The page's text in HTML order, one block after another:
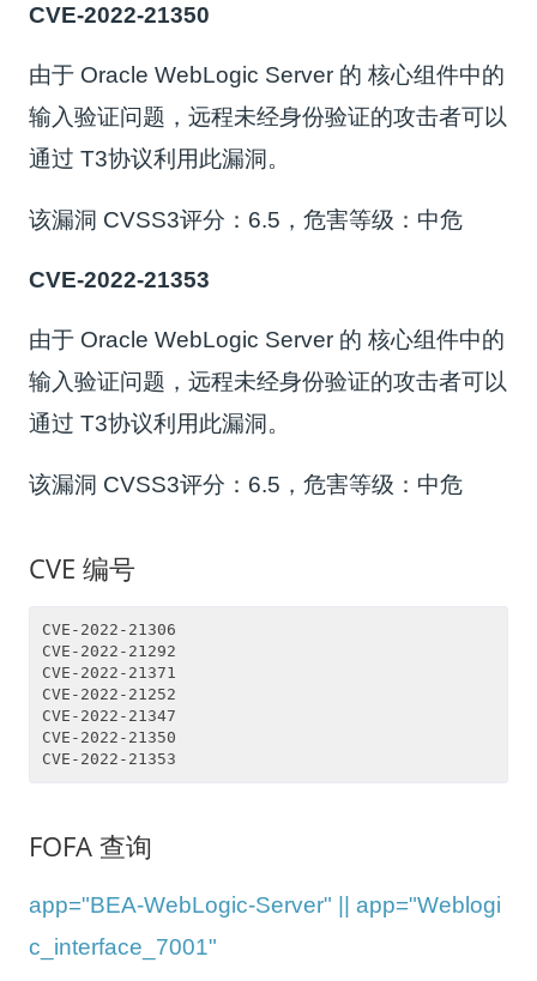
CVE-2022-21350
由于 Oracle WebLogic Server 的 核心组件中的
输入验证问题，远程未经身份验证的攻击者可以
通过 T3协议利用此漏洞。
该漏洞 CVSS3评分：6.5，危害等级：中危
CVE-2022-21353
由于 Oracle WebLogic Server 的 核心组件中的
输入验证问题，远程未经身份验证的攻击者可以
通过 T3协议利用此漏洞。
该漏洞 CVSS3评分：6.5，危害等级：中危
CVE 编号
CVE-2022-21306
CVE-2022-21292
CVE-2022-21371
CVE-2022-21252
CVE-2022-21347
CVE-2022-21350
CVE-2022-21353
FOFA 查询
app="BEA-WebLogic-Server" || app="Weblogi
c_interface_7001"